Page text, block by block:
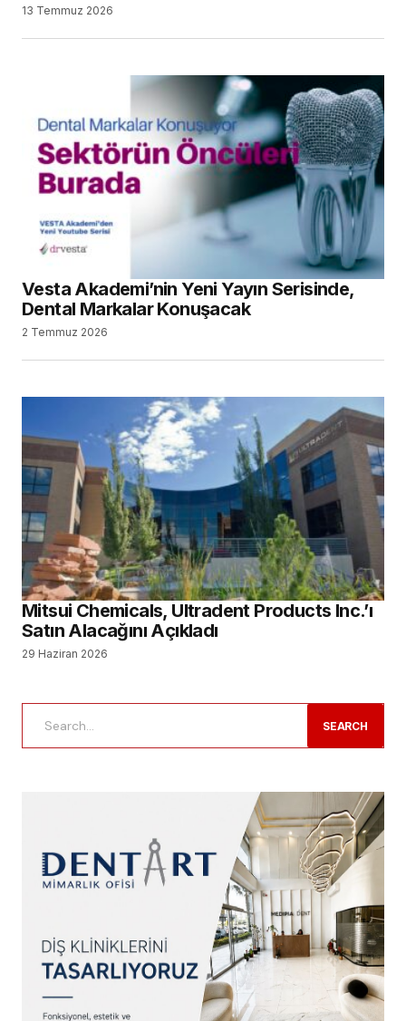
13 Temmuz 2026
Vesta Akademi’nin Yeni Yayın Serisinde,
Dental Markalar Konuşacak
2 Temmuz 2026
Mitsui Chemicals, Ultradent Products Inc.’ı
Satın Alacağını Açıkladı
29 Haziran 2026
SEARCH